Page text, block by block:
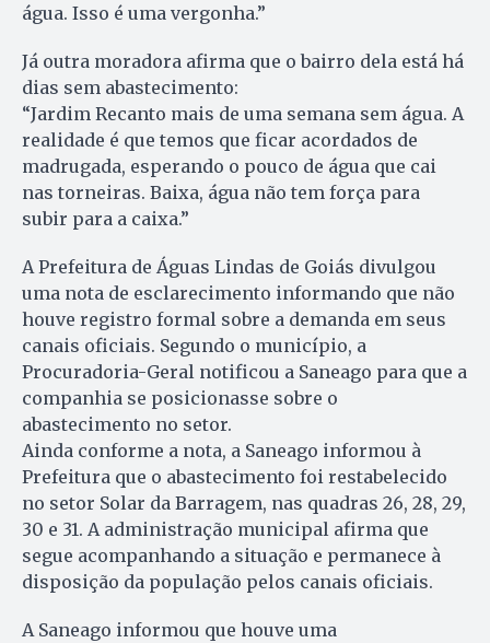
água. Isso é uma vergonha.”
Já outra moradora afirma que o bairro dela está há
dias sem abastecimento:
“Jardim Recanto mais de uma semana sem água. A
realidade é que temos que ficar acordados de
madrugada, esperando o pouco de água que cai
nas torneiras. Baixa, água não tem força para
subir para a caixa.”
A Prefeitura de Águas Lindas de Goiás divulgou
uma nota de esclarecimento informando que não
houve registro formal sobre a demanda em seus
canais oficiais. Segundo o município, a
Procuradoria-Geral notificou a Saneago para que a
companhia se posicionasse sobre o
abastecimento no setor.
Ainda conforme a nota, a Saneago informou à
Prefeitura que o abastecimento foi restabelecido
no setor Solar da Barragem, nas quadras 26, 28, 29,
30 e 31. A administração municipal afirma que
segue acompanhando a situação e permanece à
disposição da população pelos canais oficiais.
A Saneago informou que houve uma